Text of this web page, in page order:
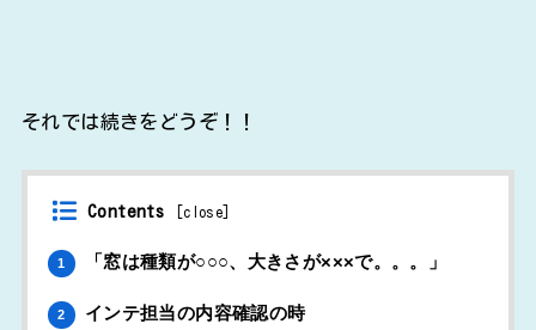
それでは続きをどうぞ！！
Contents close
1 「窓は種類が○○○、大きさが×××で。。。」
2
インテ担当の内容確認の時